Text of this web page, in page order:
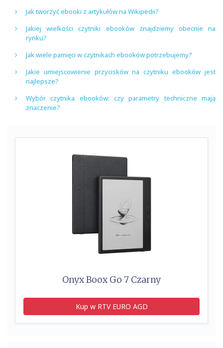
Jak tworzyć ebooki z artykułów na Wikipedii?
Jakiej wielkości czytniki ebooków znajdziemy obecnie na
rynku?
Jak wiele pamięci w czytnikach ebooków potrzebujemy?
Jakie umiejscowienie przycisków na czytniku ebooków jest
najlepsze?
Wybór czytnika ebooków: czy parametry techniczne mają
znaczenie?
Onyx Boox Go 7 Czarny
Kup w RTV EURO AGD